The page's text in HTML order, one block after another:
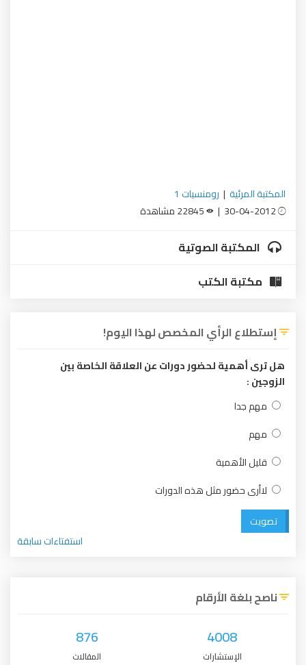
المكتبة المرئية | رومنسيات 1
المكتبة الصوتية
مكتبة الكتب
إستطلاع الرأي المخصص لهذا اليوم!
هل ترى أهمية لحضور دورات عن العلاقة الخاصة بين
الزوجين :
مهم جدا
مهم
قليل الأهمية
لاأرى حضور مثل هذه الدورات
تصويت
استفتاءات سابقة
ناصح بلغة الأرقام
4008
الإستشارات
876
المقالات